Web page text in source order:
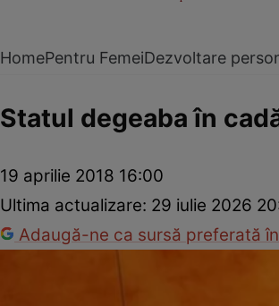
HomePentru FemeiDezvoltare
Statul degeaba în
19 aprilie 2018 16:00
Ultima actualizare: 29 iulie 2026
Adaugă-ne ca sursă preferată